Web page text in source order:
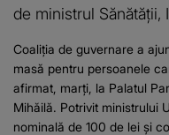
de ministrul Sănătății,
Coaliţia de guvernare a
masă pentru persoanele
afirmat, marţi, la Palatul
Mihăilă. Potrivit ministrului
nominală de 100 de lei şi